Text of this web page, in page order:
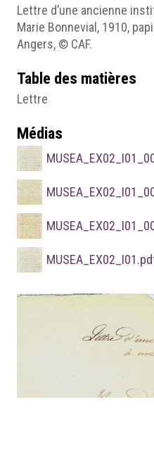
Lettre d’une ancienne
Marie Bonnevial, 1910,
Angers, © CAF.
Table des matières
Lettre
Médias